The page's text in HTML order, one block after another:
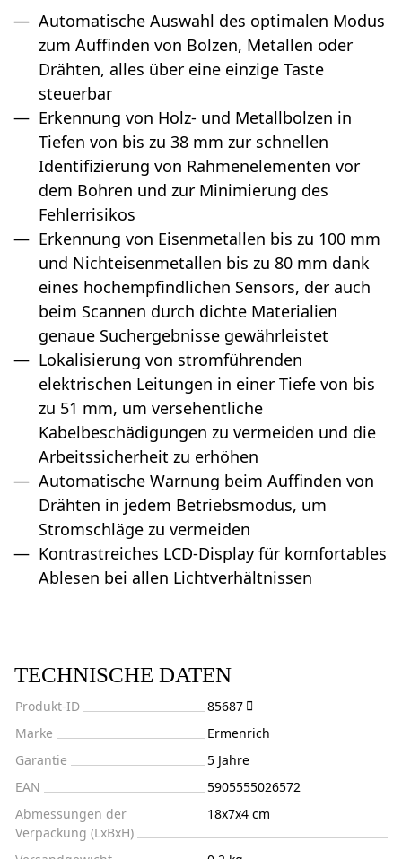
Automatische Auswahl des optimalen Modus
zum Auffinden von Bolzen, Metallen oder
Drähten, alles über eine einzige Taste
steuerbar
Erkennung von Holz- und Metallbolzen in
Tiefen von bis zu 38 mm zur schnellen
Identifizierung von Rahmenelementen vor
dem Bohren und zur Minimierung des
Fehlerrisikos
Erkennung von Eisenmetallen bis zu 100 mm
und Nichteisenmetallen bis zu 80 mm dank
eines hochempfindlichen Sensors, der auch
beim Scannen durch dichte Materialien
genaue Suchergebnisse gewährleistet
Lokalisierung von stromführenden
elektrischen Leitungen in einer Tiefe von bis
zu 51 mm, um versehentliche
Kabelbeschädigungen zu vermeiden und die
Arbeitssicherheit zu erhöhen
Automatische Warnung beim Auffinden von
Drähten in jedem Betriebsmodus, um
Stromschläge zu vermeiden
Kontrastreiches LCD-Display für komfortables
Ablesen bei allen Lichtverhältnissen
TECHNISCHE DATEN
Produkt-ID
85687
Marke
Ermenrich
Garantie
5 Jahre
EAN
5905555026572
Abmessungen der
Verpackung (LxBxH)
18x7x4 cm